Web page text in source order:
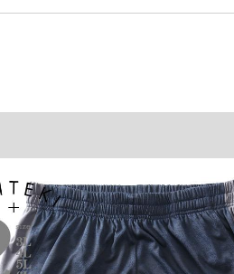
いております。予めご了承くださいませ。
き税込6,000円以上の品が対象。1本5,999円以下
下さい。